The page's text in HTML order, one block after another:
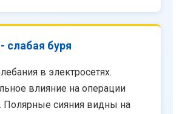
слабая буря
в электросетях.
влияние на операции
Полярные сияния видны на